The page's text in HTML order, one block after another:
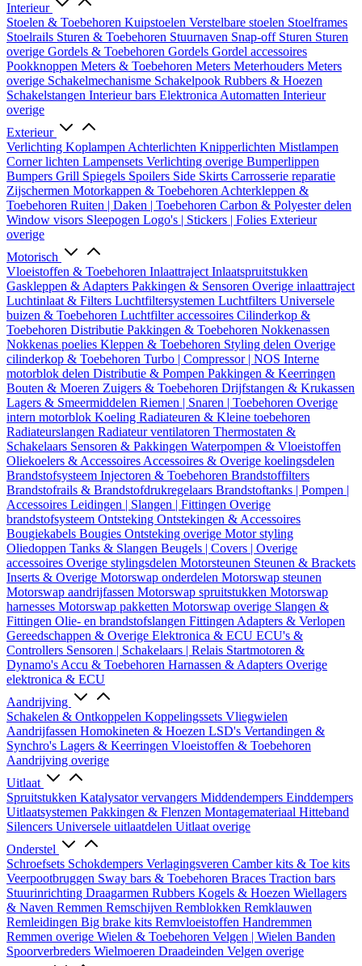
Interieur
Stoelen & Toebehoren Kuipstoelen Verstelbare stoelen Stoelframes
Stoelrails Sturen & Toebehoren Stuurnaven Snap-off Sturen Sturen
overige Gordels & Toebehoren Gordels Gordel accessoires
Pookknoppen Meters & Toebehoren Meters Meterhouders Meters
overige Schakelmechanisme Schakelpook Rubbers & Hoezen
Schakelstangen Interieur bars Elektronica Automatten Interieur
overige
Exterieur
Verlichting Koplampen Achterlichten Knipperlichten Mistlampen
Corner lichten Lampensets Verlichting overige Bumperlippen
Bumpers Grill Spiegels Spoilers Side Skirts Carrosserie reparatie
Zijschermen Motorkappen & Toebehoren Achterkleppen &
Toebehoren Ruiten | Daken | Toebehoren Carbon & Polyester delen
Window visors Sleepogen Logo's | Stickers | Folies Exterieur
overige
Motorisch
Vloeistoffen & Toebehoren Inlaattraject Inlaatspruitstukken
Gaskleppen & Adapters Pakkingen & Sensoren Overige inlaattraject
Luchtinlaat & Filters Luchtfiltersystemen Luchtfilters Universele
buizen & Toebehoren Luchtfilter accessoires Cilinderkop &
Toebehoren Distributie Pakkingen & Toebehoren Nokkenassen
Nokkenas poelies Kleppen & Toebehoren Styling delen Overige
cilinderkop & Toebehoren Turbo | Compressor | NOS Interne
motorblok delen Distributie & Pompen Pakkingen & Keerringen
Bouten & Moeren Zuigers & Toebehoren Drijfstangen & Krukassen
Lagers & Smeermiddelen Riemen | Snaren | Toebehoren Overige
intern motorblok Koeling Radiateuren & Kleine toebehoren
Radiateurslangen Radiateur ventilatoren Thermostaten &
Schakelaars Sensoren & Pakkingen Waterpompen & Vloeistoffen
Oliekoelers & Accessoires Accessoires & Overige koelingsdelen
Brandstofsysteem Injectoren & Toebehoren Brandstoffilters
Brandstofrails & Brandstofdrukregelaars Brandstoftanks | Pompen |
Accessoires Leidingen | Slangen | Fittingen Overige
brandstofsysteem Ontsteking Ontstekingen & Accessoires
Bougiekabels Bougies Ontsteking overige Motor styling
Oliedoppen Tanks & Slangen Beugels | Covers | Overige
accessoires Overige stylingsdelen Motorsteunen Steunen & Brackets
Inserts & Overige Motorswap onderdelen Motorswap steunen
Motorswap aandrijfassen Motorswap spruitstukken Motorswap
harnesses Motorswap pakketten Motorswap overige Slangen &
Fittingen Olie- en brandstofslangen Fittingen Adapters & Verlopen
Gereedschappen & Overige Elektronica & ECU ECU's &
Controllers Sensoren | Schakelaars | Relais Startmotoren &
Dynamo's Accu & Toebehoren Harnassen & Adapters Overige
elektronica & ECU
Aandrijving
Schakelen & Ontkoppelen Koppelingssets Vliegwielen
Aandrijfassen Homokineten & Hoezen LSD's Vertandingen &
Synchro's Lagers & Keerringen Vloeistoffen & Toebehoren
Aandrijving overige
Uitlaat
Spruitstukken Katalysator vervangers Middendempers Einddempers
Uitlaatsystemen Pakkingen & Flenzen Montagemateriaal Hitteband
Silencers Universele uitlaatdelen Uitlaat overige
Onderstel
Schroefsets Schokdempers Verlagingsveren Camber kits & Toe kits
Veerpootbruggen Sway bars & Toebehoren Braces Traction bars
Stuurinrichting Draagarmen Rubbers Kogels & Hoezen Wiellagers
& Naven Remmen Remschijven Remblokken Remklauwen
Remleidingen Big brake kits Remvloeistoffen Handremmen
Remmen overige Wielen & Toebehoren Velgen | Wielen Banden
Spoorverbreders Wielmoeren Draadeinden Velgen overige